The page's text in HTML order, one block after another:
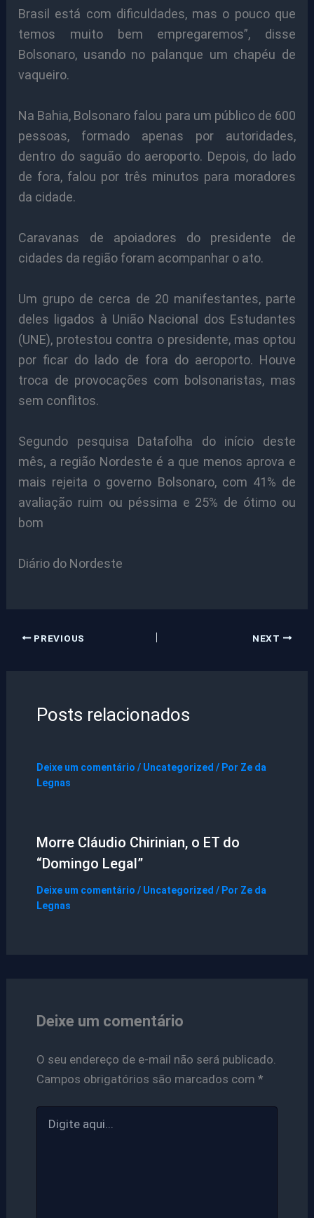
Brasil está com dificuldades, mas o pouco que
temos muito bem empregaremos”, disse
Bolsonaro, usando no palanque um chapéu de
vaqueiro.
Na Bahia, Bolsonaro falou para um público de 600
pessoas, formado apenas por autoridades,
dentro do saguão do aeroporto. Depois, do lado
de fora, falou por três minutos para moradores
da cidade.
Caravanas de apoiadores do presidente de
cidades da região foram acompanhar o ato.
Um grupo de cerca de 20 manifestantes, parte
deles ligados à União Nacional dos Estudantes
(UNE), protestou contra o presidente, mas optou
por ficar do lado de fora do aeroporto. Houve
troca de provocações com bolsonaristas, mas
sem conflitos.
Segundo pesquisa Datafolha do início deste
mês, a região Nordeste é a que menos aprova e
mais rejeita o governo Bolsonaro, com 41% de
avaliação ruim ou péssima e 25% de ótimo ou
bom
Diário do Nordeste
PREVIOUS NEXT
Posts relacionados
Deixe um comentário / Uncategorized / Por Ze da
Legnas
Morre Cláudio Chirinian, o ET do
“Domingo Legal”
Deixe um comentário / Uncategorized / Por Ze da
Legnas
Deixe um comentário
O seu endereço de e-mail não será publicado.
Campos obrigatórios são marcados com *
aqui...